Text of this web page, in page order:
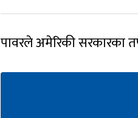
पावरले अमेरिकी सरकारका